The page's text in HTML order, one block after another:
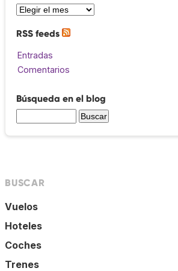
RSS feeds
Entradas
Comentarios
Búsqueda en el blog
BUSCAR
Vuelos
Hoteles
Coches
Trenes